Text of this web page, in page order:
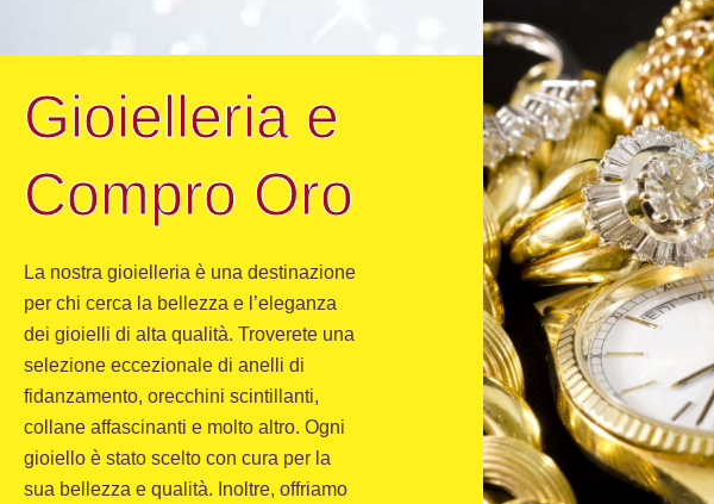
Gioielleria e
Compro Oro
La nostra gioielleria è una destinazione
per chi cerca la bellezza e l’eleganza
dei gioielli di alta qualità. Troverete una
selezione eccezionale di anelli di
fidanzamento, orecchini scintillanti,
collane affascinanti e molto altro. Ogni
gioiello è stato scelto con cura per la
sua bellezza e qualità. Inoltre, offriamo